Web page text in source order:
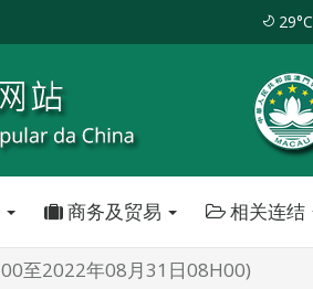
29°C
商务及贸易 相关连结
至2022年08月31日08H00)